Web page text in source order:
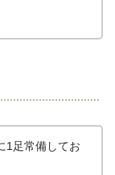
1足常備してお